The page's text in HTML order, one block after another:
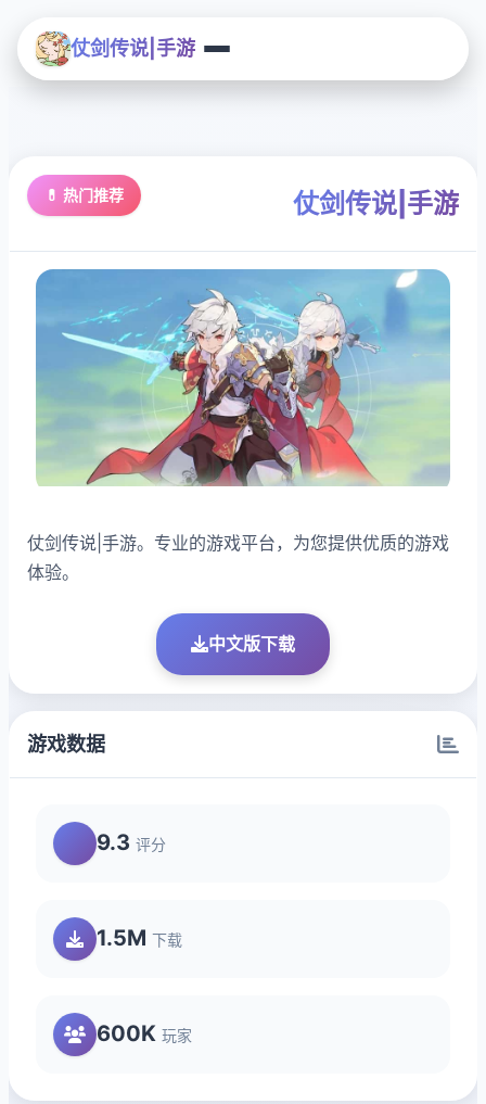
仗剑传说|手游
💊 热门推荐 仗剑传说|手游
仗剑传说|手游。专业的游戏平台，为您提供优质的游戏
体验。
中文版下载
游戏数据
9.3 评分
1.5M 下载
600K 玩家